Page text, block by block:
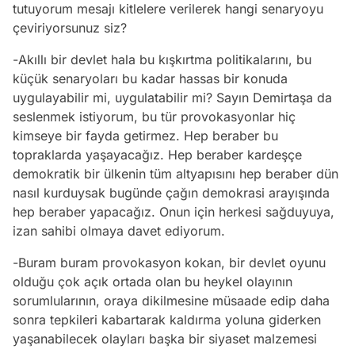
tutuyorum mesajı kitlelere verilerek hangi senaryoyu
çeviriyorsunuz siz?
-Akıllı bir devlet hala bu kışkırtma politikalarını, bu
küçük senaryoları bu kadar hassas bir konuda
uygulayabilir mi, uygulatabilir mi? Sayın Demirtaşa da
seslenmek istiyorum, bu tür provokasyonlar hiç
kimseye bir fayda getirmez. Hep beraber bu
topraklarda yaşayacağız. Hep beraber kardeşçe
demokratik bir ülkenin tüm altyapısını hep beraber dün
nasıl kurduysak bugünde çağın demokrasi arayışında
hep beraber yapacağız. Onun için herkesi sağduyuya,
izan sahibi olmaya davet ediyorum.
-Buram buram provokasyon kokan, bir devlet oyunu
olduğu çok açık ortada olan bu heykel olayının
sorumlularının, oraya dikilmesine müsaade edip daha
sonra tepkileri kabartarak kaldırma yoluna giderken
yaşanabilecek olayları başka bir siyaset malzemesi